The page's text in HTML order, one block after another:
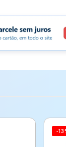
-